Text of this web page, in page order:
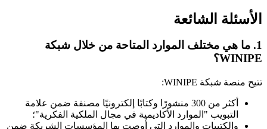
الأسئلة الشائعة
1. ما هي مختلف الموارد المتاحة من خلال شبكة
WINIPE؟
تتيح منصة شبكة WINIPE:
أكثر من 300 منشورًا وكتابًا إلكترونيًا مصنفة ضمن علامة
التبويب "الموارد الأكاديمية في مجال الملكية الفكرية"؛
والكتيبات والموارد التي أوصت بها المؤسسات الشريكة ضمن